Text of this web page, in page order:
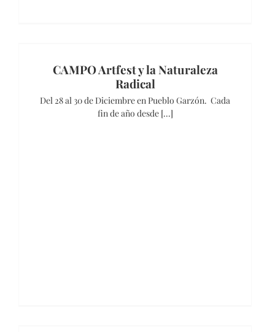
CAMPO Artfest y la Naturaleza
Radical
Del 28 al 30 de Diciembre en Pueblo Garzón. Cada
fin de año desde [...]